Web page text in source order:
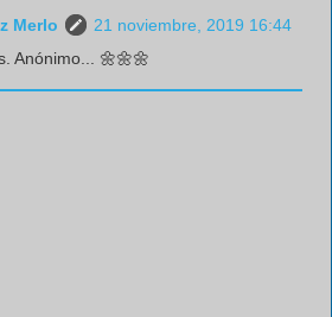
Merlo
21 noviembre, 2019 16:44
Anónimo... 🌼🌼🌼